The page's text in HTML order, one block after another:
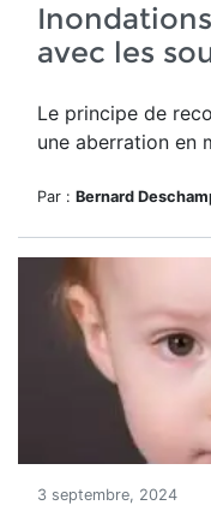
avec les
Le principe de
une aberration en
Par : Bernard
3 septembre, 2024